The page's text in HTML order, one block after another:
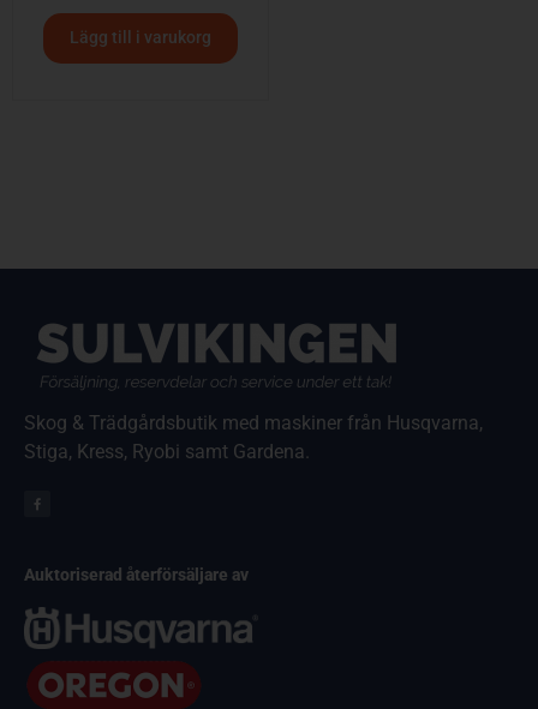
Lägg till i varukorg
Skog & Trädgårdsbutik med maskiner från Husqvarna,
Stiga, Kress, Ryobi samt Gardena.
Auktoriserad återförsäljare av